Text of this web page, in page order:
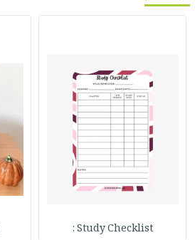
Study Checklist :